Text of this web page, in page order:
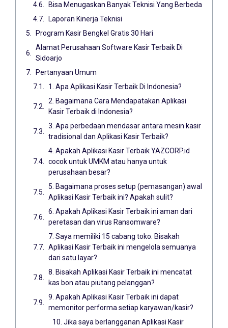
Bisa Menugaskan Banyak Teknisi Yang Berbeda
Laporan Kinerja Teknisi
Program Kasir Bengkel Gratis 30 Hari
Alamat Perusahaan Software Kasir Terbaik Di
Sidoarjo
Pertanyaan Umum
1. Apa Aplikasi Kasir Terbaik Di Indonesia?
2. Bagaimana Cara Mendapatakan Aplikasi
Kasir Terbaik di Indonesia?
3. Apa perbedaan mendasar antara mesin kasir
tradisional dan Aplikasi Kasir Terbaik?
4. Apakah Aplikasi Kasir Terbaik YAZCORP.id
cocok untuk UMKM atau hanya untuk
perusahaan besar?
5. Bagaimana proses setup (pemasangan) awal
Aplikasi Kasir Terbaik ini? Apakah sulit?
6. Apakah Aplikasi Kasir Terbaik ini aman dari
peretasan dan virus Ransomware?
7. Saya memiliki 15 cabang toko. Bisakah
Aplikasi Kasir Terbaik ini mengelola semuanya
dari satu layar?
8. Bisakah Aplikasi Kasir Terbaik ini mencatat
kas bon atau piutang pelanggan?
9. Apakah Aplikasi Kasir Terbaik ini dapat
memonitor performa setiap karyawan/kasir?
10. Jika saya berlangganan Aplikasi Kasir